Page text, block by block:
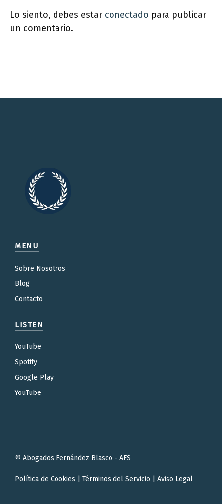
Lo siento, debes estar conectado para publicar
un comentario.
MENU
Sobre Nosotros
Blog
Contacto
LISTEN
YouTube
Spotify
Google Play
YouTube
© Abogados Fernández Blasco - AFS
Política de Cookies Términos del Servicio Aviso Legal